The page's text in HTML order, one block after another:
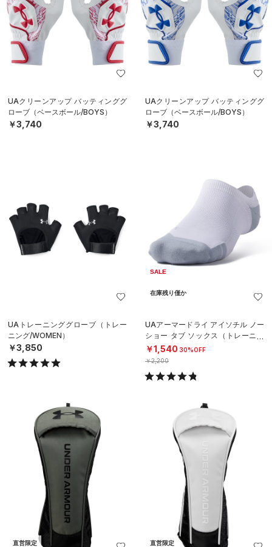
UAクリーンアップ バッティンググ
ローブ（ベースボール/BOYS）
￥3,740
UAクリーンアップ バッティンググ
ローブ（ベースボール/BOYS）
￥3,740
UAトレーニンググローブ（トレー
ニング/WOMEN）
￥3,850
SALE
在庫残り僅か
UAアーマードライ アイソチル ノー
ショー タブ ソックス（トレーニン
グ/UNISEX）
￥1,540 30%OFF
￥2,200
直営限定 直営限定